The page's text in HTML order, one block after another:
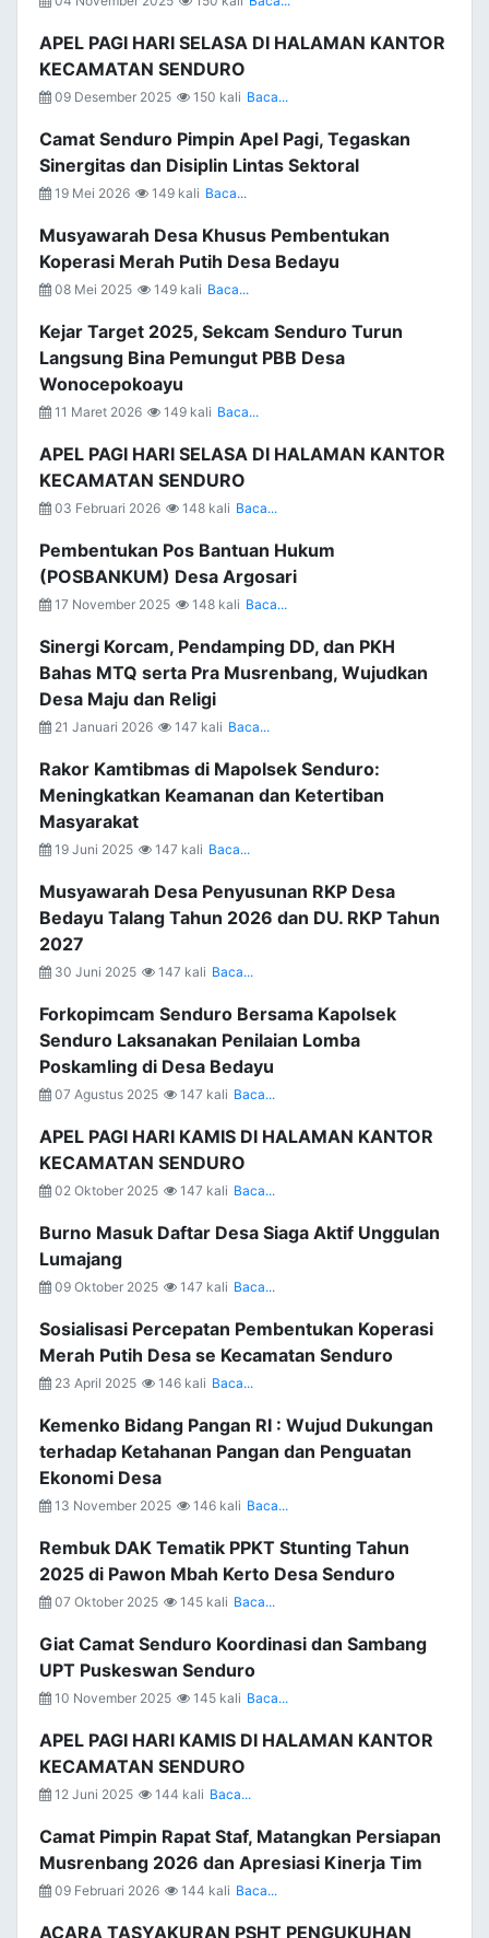
APEL PAGI HARI SELASA DI HALAMAN KANTOR
KECAMATAN SENDURO
09 Desember 2025 150 kali Baca...
Camat Senduro Pimpin Apel Pagi, Tegaskan
Sinergitas dan Disiplin Lintas Sektoral
19 Mei 2026 149 kali Baca...
Musyawarah Desa Khusus Pembentukan
Koperasi Merah Putih Desa Bedayu
08 Mei 2025 149 kali Baca...
Kejar Target 2025, Sekcam Senduro Turun
Langsung Bina Pemungut PBB Desa
Wonocepokoayu
11 Maret 2026 149 kali Baca...
APEL PAGI HARI SELASA DI HALAMAN KANTOR
KECAMATAN SENDURO
03 Februari 2026 148 kali Baca...
Pembentukan Pos Bantuan Hukum
(POSBANKUM) Desa Argosari
17 November 2025 148 kali Baca...
Sinergi Korcam, Pendamping DD, dan PKH
Bahas MTQ serta Pra Musrenbang, Wujudkan
Desa Maju dan Religi
21 Januari 2026 147 kali Baca...
Rakor Kamtibmas di Mapolsek Senduro:
Meningkatkan Keamanan dan Ketertiban
Masyarakat
19 Juni 2025 147 kali Baca...
Musyawarah Desa Penyusunan RKP Desa
Bedayu Talang Tahun 2026 dan DU. RKP Tahun
2027
30 Juni 2025 147 kali Baca...
Forkopimcam Senduro Bersama Kapolsek
Senduro Laksanakan Penilaian Lomba
Poskamling di Desa Bedayu
07 Agustus 2025 147 kali Baca...
APEL PAGI HARI KAMIS DI HALAMAN KANTOR
KECAMATAN SENDURO
02 Oktober 2025 147 kali Baca...
Burno Masuk Daftar Desa Siaga Aktif Unggulan
Lumajang
09 Oktober 2025 147 kali Baca...
Sosialisasi Percepatan Pembentukan Koperasi
Merah Putih Desa se Kecamatan Senduro
23 April 2025 146 kali Baca...
Kemenko Bidang Pangan RI : Wujud Dukungan
terhadap Ketahanan Pangan dan Penguatan
Ekonomi Desa
13 November 2025 146 kali Baca...
Rembuk DAK Tematik PPKT Stunting Tahun
2025 di Pawon Mbah Kerto Desa Senduro
07 Oktober 2025 145 kali Baca...
Giat Camat Senduro Koordinasi dan Sambang
UPT Puskeswan Senduro
10 November 2025 145 kali Baca...
APEL PAGI HARI KAMIS DI HALAMAN KANTOR
KECAMATAN SENDURO
12 Juni 2025 144 kali Baca...
Camat Pimpin Rapat Staf, Matangkan Persiapan
Musrenbang 2026 dan Apresiasi Kinerja Tim
09 Februari 2026 144 kali Baca...
ACARA TASYAKURAN PSHT PENGUKUHAN